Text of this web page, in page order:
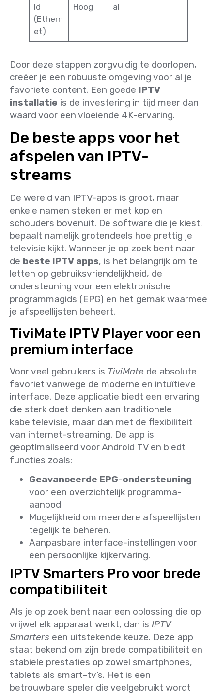
ld
(Ethern
et)
Hoog
al
Door deze stappen zorgvuldig te doorlopen,
creëer je een robuuste omgeving voor al je
favoriete content. Een goede IPTV
installatie is de investering in tijd meer dan
waard voor een vloeiende 4K-ervaring.
De beste apps voor het
afspelen van IPTV-
streams
De wereld van IPTV-apps is groot, maar
enkele namen steken er met kop en
schouders bovenuit. De software die je kiest,
bepaalt namelijk grotendeels hoe prettig je
televisie kijkt. Wanneer je op zoek bent naar
de beste IPTV apps, is het belangrijk om te
letten op gebruiksvriendelijkheid, de
ondersteuning voor een elektronische
programmagids (EPG) en het gemak waarmee
je afspeellijsten beheert.
TiviMate IPTV Player voor een
premium interface
Voor veel gebruikers is TiviMate de absolute
favoriet vanwege de moderne en intuïtieve
interface. Deze applicatie biedt een ervaring
die sterk doet denken aan traditionele
kabeltelevisie, maar dan met de flexibiliteit
van internet-streaming. De app is
geoptimaliseerd voor Android TV en biedt
functies zoals:
Geavanceerde EPG-ondersteuning
voor een overzichtelijk programma-
aanbod.
Mogelijkheid om meerdere afspeellijsten
tegelijk te beheren.
Aanpasbare interface-instellingen voor
een persoonlijke kijkervaring.
IPTV Smarters Pro voor brede
compatibiliteit
Als je op zoek bent naar een oplossing die op
vrijwel elk apparaat werkt, dan is IPTV
Smarters een uitstekende keuze. Deze app
staat bekend om zijn brede compatibiliteit en
stabiele prestaties op zowel smartphones,
tablets als smart-tv’s. Het is een
betrouwbare speler die veelgebruikt wordt